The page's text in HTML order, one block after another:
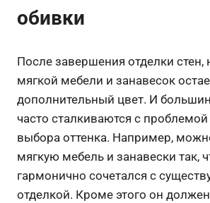
обивки
После завершения отделки стен,
мягкой мебели и занавесок
дополнительный цвет. И
часто сталкиваются с
выбора оттенка. Например,
мягкую мебель и занавески так,
гармонично сочетался с
отделкой. Кроме этого он